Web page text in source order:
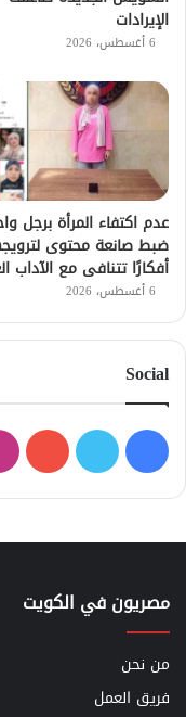
الإيرادات
6 أغسطس، 2026
عدم اكتفاء المرأة برجل
ضبط صانعة محتوى
أفكارًا تتنافى مع الآداب
6 أغسطس، 2026
Social
فيسبوك
تويتر
مصريون في الكويت
من نحن
فريق العمل